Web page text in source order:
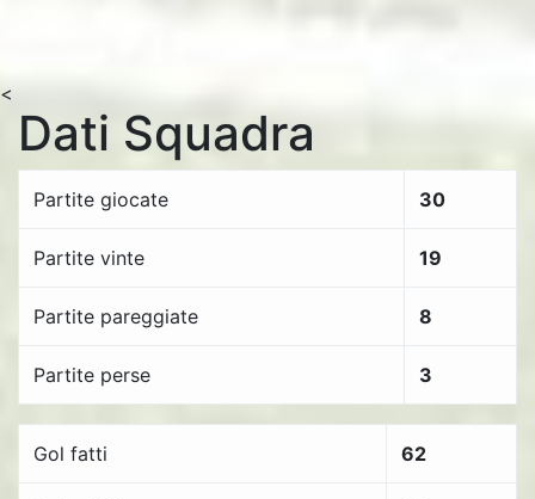
<
Dati Squadra
Partite giocate 30
Partite vinte 19
Partite pareggiate 8
Partite perse 3
Gol fatti 62